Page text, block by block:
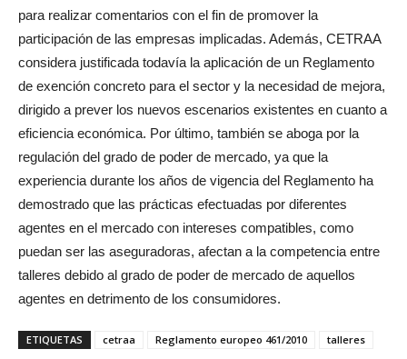
para realizar comentarios con el fin de promover la
participación de las empresas implicadas. Además, CETRAA
considera justificada todavía la aplicación de un Reglamento
de exención concreto para el sector y la necesidad de mejora,
dirigido a prever los nuevos escenarios existentes en cuanto a
eficiencia económica. Por último, también se aboga por la
regulación del grado de poder de mercado, ya que la
experiencia durante los años de vigencia del Reglamento ha
demostrado que las prácticas efectuadas por diferentes
agentes en el mercado con intereses compatibles, como
puedan ser las aseguradoras, afectan a la competencia entre
talleres debido al grado de poder de mercado de aquellos
agentes en detrimento de los consumidores.
ETIQUETAS cetraa Reglamento europeo 461/2010 talleres